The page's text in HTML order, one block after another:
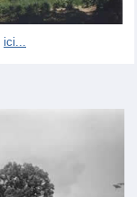
ici...